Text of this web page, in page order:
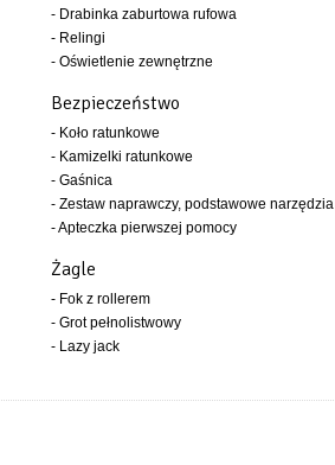
- Drabinka zaburtowa rufowa
- Relingi
- Oświetlenie zewnętrzne
Bezpieczeństwo
- Koło ratunkowe
- Kamizelki ratunkowe
- Gaśnica
- Zestaw naprawczy, podstawowe narzędzia
- Apteczka pierwszej pomocy
Żagle
- Fok z rollerem
- Grot pełnolistwowy
- Lazy jack